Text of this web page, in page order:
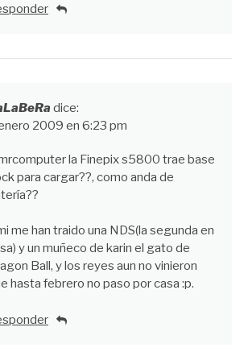
dice:
2009 en 6:23 pm
la Finepix s5800 trae base
para cargar??, como anda de
me han traido una NDS(la segunda en
y un muñeco de karin el gato de
Ball, y los reyes aun no vinieron
hasta febrero no paso por casa :p.